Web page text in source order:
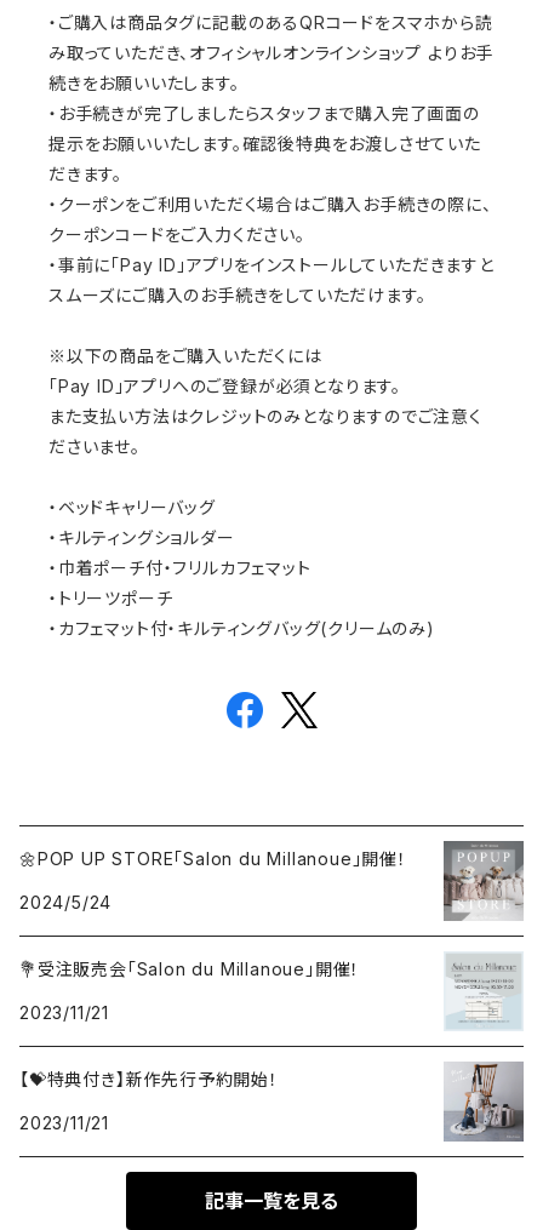
・ご購入は商品タグに記載のあるQRコードをスマホから読
み取っていただき、オフィシャルオンラインショップ よりお手
続きをお願いいたします。
・お手続きが完了しましたらスタッフまで購入完了画面の
提示をお願いいたします。確認後特典をお渡しさせていた
だきます。
・クーポンをご利用いただく場合はご購入お手続きの際に、
クーポンコードをご入力ください。
・事前に「Pay ID」アプリをインストールしていただきますと
スムーズにご購入のお手続きをしていただけます。
※以下の商品をご購入いただくには
「Pay ID」アプリへのご登録が必須となります。
また支払い方法はクレジットのみとなりますのでご注意く
ださいませ。
・ベッドキャリーバッグ
・キルティングショルダー
・巾着ポーチ付・フリルカフェマット
・トリーツポーチ
・カフェマット付・キルティングバッグ(クリームのみ)
🌼POP UP STORE「Salon du Millanoue」開催！
2024/5/24
💐受注販売会「Salon du Millanoue」開催！
2023/11/21
【💝特典付き】新作先行予約開始！
2023/11/21
記事一覧を見る